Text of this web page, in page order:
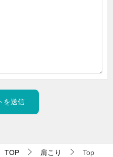
TOP 肩こり Top